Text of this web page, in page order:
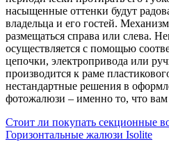
насыщенные оттенки будут
владельца и его гостей.
размещаться справа или слева.
осуществляется с помощью
цепочки, электропривода или
производится к раме
нестандартные решения в
фотожалюзи – именно то, что
Стоит ли покупать секционные
Горизонтальные жалюзи Isolite